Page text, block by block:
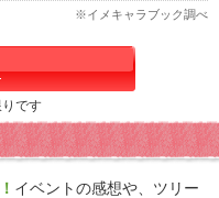
※イメキャラブック調べ
です
イベントの感想や、ツリー